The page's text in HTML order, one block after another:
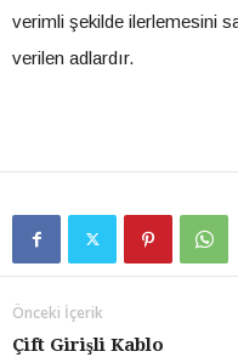
verimli şekilde ilerlemesini
verilen adlardır.
Önceki İçerik
Çift Girişli Kablo